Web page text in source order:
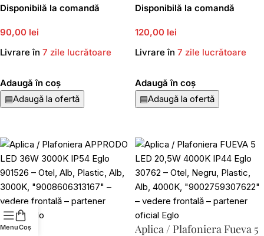
Disponibilă la comandă
90,00 lei
Livrare în 7 zile lucrătoare
Adaugă în coș
▤Adaugă la ofertă
Disponibilă la comandă
120,00 lei
Livrare în 7 zile lucrătoare
Adaugă în coș
▤Adaugă la ofertă
Aplica / Plafoniera Fueva 5
MenuCoș